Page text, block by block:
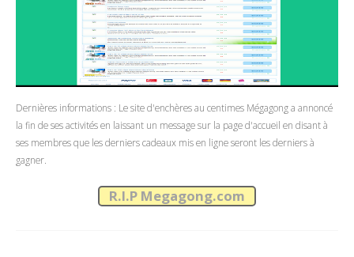
Dernières informations : Le site d'enchères au centimes Mégagong a annoncé
la fin de ses activités en laissant un message sur la page d'accueil en disant à
ses membres que les derniers cadeaux mis en ligne seront les derniers à
gagner.
R.I.P Megagong.com